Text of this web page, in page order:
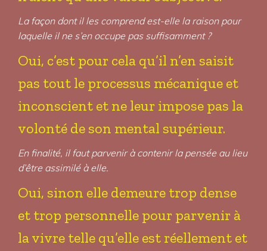
La façon dont il les comprend est-elle la raison pour
laquelle il ne s’en occupe pas suffisamment ?
Oui, c’est pour cela qu’il n’en saisit
pas tout le processus mécanique et
inconscient et ne leur impose pas la
volonté de son mental supérieur.
En finalité, il faut parvenir à contenir la pensée au lieu
d’être assimilé à elle.
Oui, sinon elle demeure trop dense
et trop personnelle pour parvenir à
la vivre telle qu’elle est réellement et